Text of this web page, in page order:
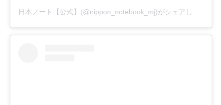
日本ノート【公式】(@nippon_notebook_mj)がシェアした投稿